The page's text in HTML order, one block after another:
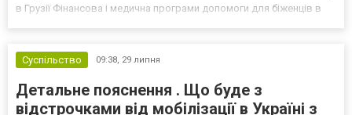
в Грузії Фінансова і медична програми допомоги для біженців в
Україні, які переб...
Суспільство 09:38, 29 липня
Детальне пояснення . Що буде з
відстрочками від мобілізації в Україні з